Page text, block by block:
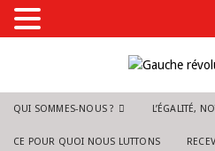
QUI SOMMES-NOUS ? L’ÉGALITÉ,
CE POUR QUOI NOUS LUTTONS